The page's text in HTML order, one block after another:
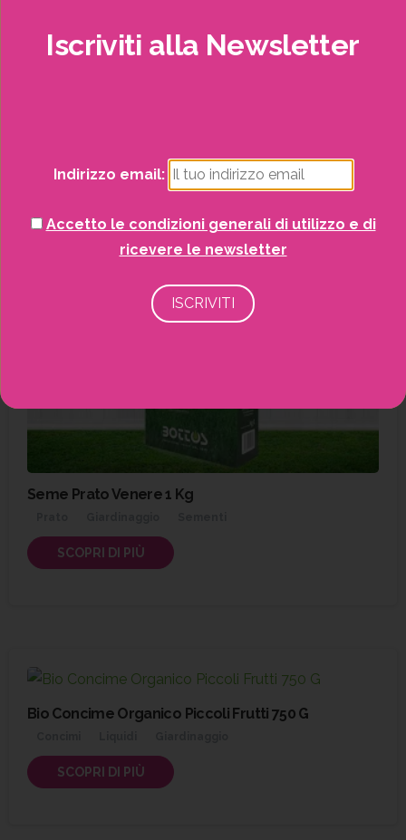
Seme Prato Venere 1 Kg
SCOPRI DI PIÙ
Bio Concime Organico Piccoli Frutti 750 G
SCOPRI DI PIÙ
Iscriviti alla Newsletter
Indirizzo email:
Accetto le condizioni generali di utilizzo e di
ricevere le newsletter